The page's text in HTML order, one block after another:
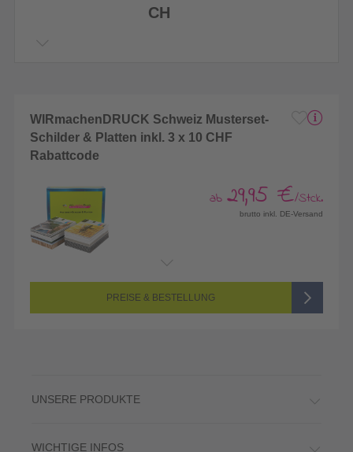
CH
WIRmachenDRUCK Schweiz Musterset-
Schilder & Platten inkl. 3 x 10 CHF
Rabattcode
ab 29,95 €/Stck.
brutto inkl. DE-Versand
PREISE & BESTELLUNG
UNSERE PRODUKTE
WICHTIGE INFOS